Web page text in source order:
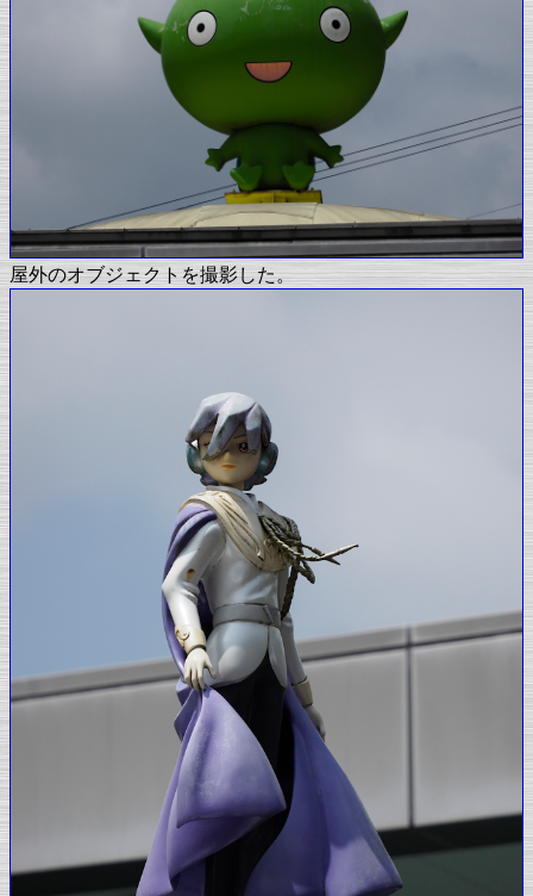
屋外のオブジェクトを撮影した。